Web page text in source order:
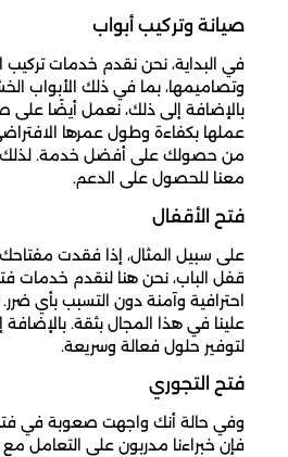
صيانة وتركيب أبواب
في البداية، نحن نقدم خدمات تركيب
وتصاميمها، بما في ذلك الأبواب
بالإضافة إلى ذلك، نعمل أيضًا على
عملها بكفاءة وطول عمرها
من حصولك على أفضل خدمة. لذلك،
معنا للحصول على الدعم.
فتح الأقفال
على سبيل المثال، إذا فقدت
قفل الباب، نحن هنا لنقدم خدمات
احترافية وآمنة دون التسبب بأي
علينا في هذا المجال بثقة.
لتوفير حلول فعالة وسريعة.
فتح التجوري
وفي حالة أنك واجهت صعوبة في
فإن خبراءنا مدربون على التعامل